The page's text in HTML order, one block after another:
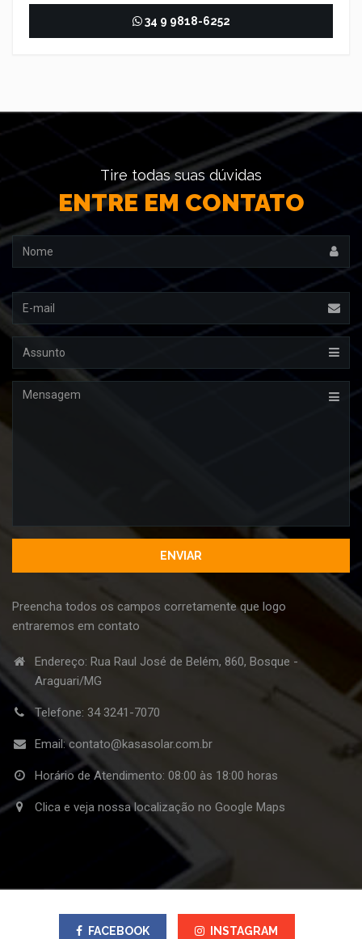
34 9 9818-6252
Tire todas suas dúvidas
ENTRE EM CONTATO
Nome
Mensagem
Preencha todos os campos corretamente que logo
entraremos em contato
Endereço: Rua Raul José de Belém, 860, Bosque -
Araguari/MG
Telefone: 34 3241-7070
Email:contato@kasasolar.com.br
Horário de Atendimento: 08:00 às 18:00 horas
Clica e veja nossa localização no Google Maps
FACEBOOK INSTAGRAM